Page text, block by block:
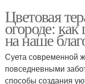
Цветовая
огороде:
на наше
Суета современной
повседневными
способы создания